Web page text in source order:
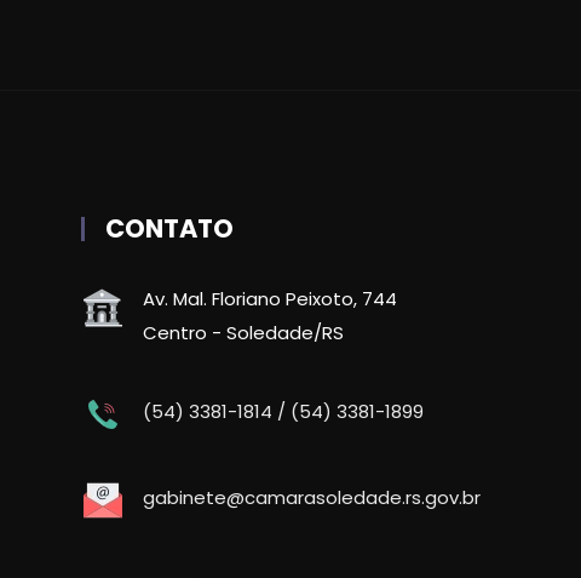
CONTATO
Av. Mal. Floriano Peixoto, 744
Centro - Soledade/RS
(54) 3381-1814 / (54) 3381-1899
gabinete@camarasoledade.rs.gov.br